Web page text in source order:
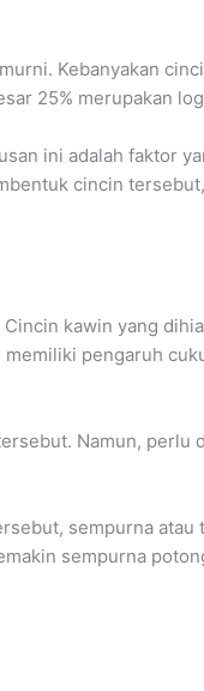
Kebanyakan
25% merupakan
ini adalah faktor
cincin
kawin yang
pengaruh
Namun,
sempurna atau
sempurna